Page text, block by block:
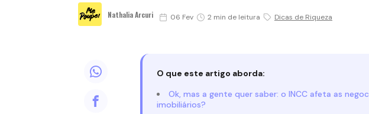
Nathalia Arcuri 06 Fev 2 min de leitura Dicas de Riqueza
O que este artigo aborda:
Ok, mas a gente quer saber: o INCC afeta as
imobiliários?